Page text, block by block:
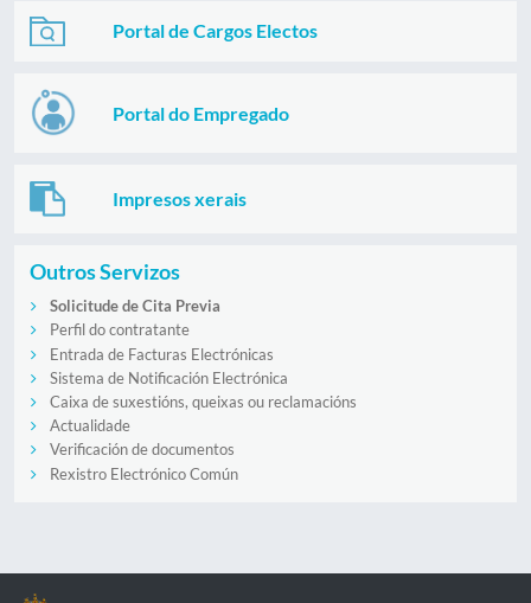
Portal de Cargos Electos
Portal do Empregado
Impresos xerais
Outros Servizos
Solicitude de Cita Previa
Perfil do contratante
Entrada de Facturas Electrónicas
Sistema de Notificación Electrónica
Caixa de suxestións, queixas ou reclamacións
Actualidade
Verificación de documentos
Rexistro Electrónico Común